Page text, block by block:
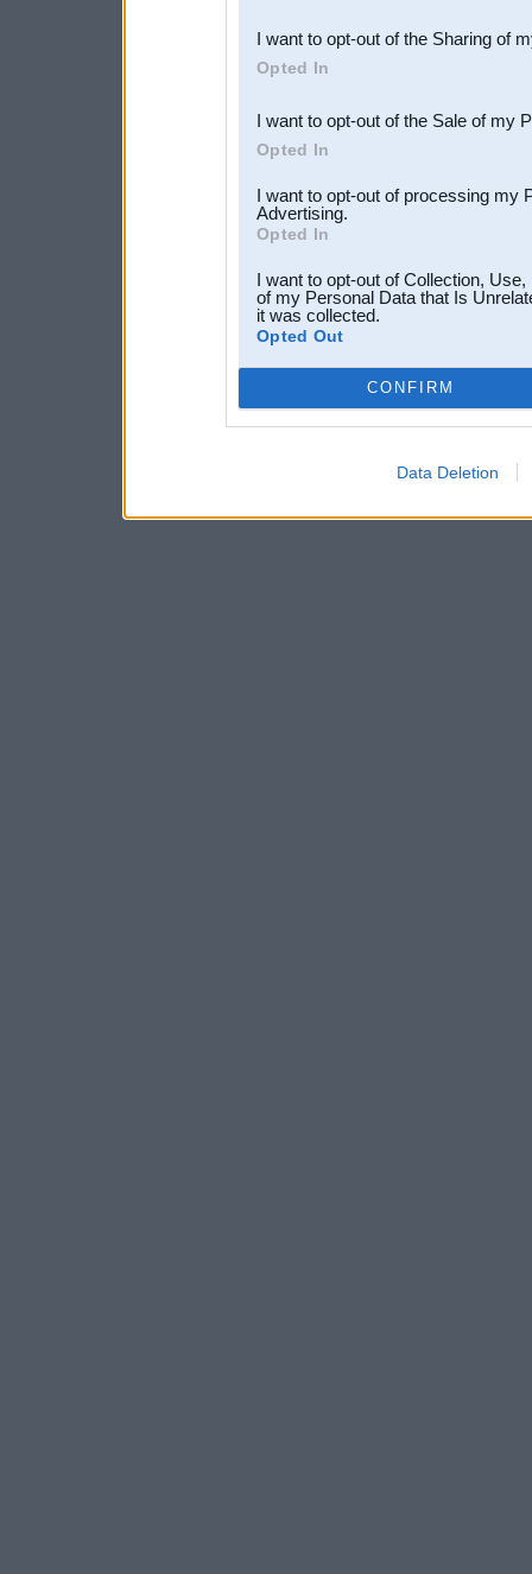
Downstream Participants
third parties.
I want to opt-out of the Sharing of
Opted In
I want to opt-out of the Sale of my
Opted In
I want to opt-out of processing my
Advertising.
Opted In
I want to opt-out of Collection,
of my Personal Data that Is
it was collected.
Opted Out
CONFIRM
Data Deletion